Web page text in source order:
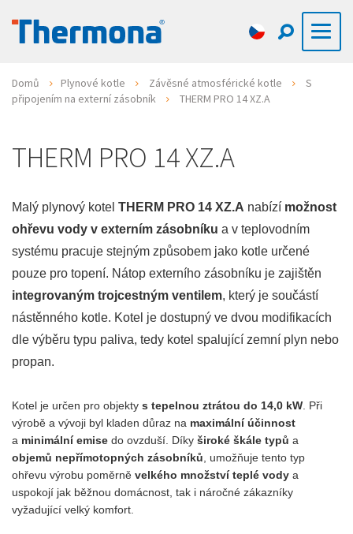
Domů Plynové kotle Závěsné atmosférické kotle
S
připojením na externí zásobník
THERM PRO 14 XZ.A
THERM PRO 14 XZ.A
Malý plynový kotel THERM PRO 14 XZ.A nabízí možnost
ohřevu vody v externím zásobníku a v teplovodním
systému pracuje stejným způsobem jako kotle určené
pouze pro topení. Nátop externího zásobníku je zajištěn
integrovaným trojcestným ventilem, který je součástí
nástěnného kotle. Kotel je dostupný ve dvou modifikacích
dle výběru typu paliva, tedy kotel spalující zemní plyn nebo
propan.
Kotel je určen pro objekty s tepelnou ztrátou do 14,0 kW . Při
výrobě a vývoji byl kladen důraz na maximální účinnost
a minimální emise do ovzduší. Díky široké škále typů a
objemů nepřímotopných zásobníků , umožňuje tento typ
ohřevu výrobu poměrně velkého množství teplé vody a
uspokojí jak běžnou domácnost, tak i náročné zákazníky
vyžadující velký komfort.